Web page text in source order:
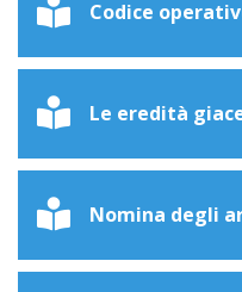
Codice
Le eredità
Nomina degli